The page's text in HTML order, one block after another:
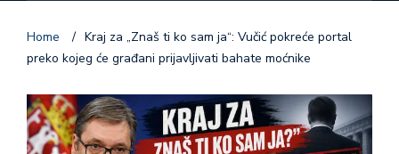
Home / Kraj za „Znaš ti ko sam ja“: Vučić pokreće portal
preko kojeg će građani prijavljivati bahate moćnike